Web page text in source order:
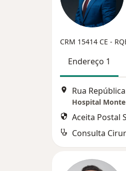
CRM 15414 CE -
Endereço 1
Rua
Hospital
Aceita Postal
Consulta